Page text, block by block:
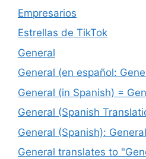
Empresarios
Estrellas de TikTok
General
General (en español:
General (in Spanish) =
General (Spanish
General (Spanish): General
General translates to